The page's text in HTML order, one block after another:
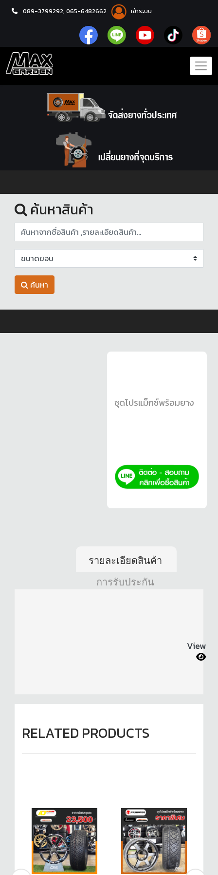
089-3799292, 065-6482662 เข้าระบบ
หน้าแรก
ค้นหาสินค้า
ค้นหา
ชุดโปรแม็กซ์พร้อมยาง
รายละเอียดสินค้า
การรับประกัน
View
RELATED PRODUCTS